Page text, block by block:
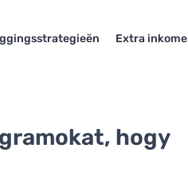
Extra
hogy